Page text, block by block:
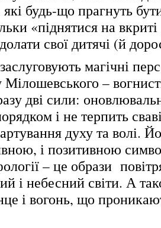
будь-що прагнуть
«піднятися на
свої дитячі (й
магічні
Мілошевського –
дві сили:
і не терпить
духу та волі.
і позитивною
– це образи
і небесний світи. А
і вогонь, що